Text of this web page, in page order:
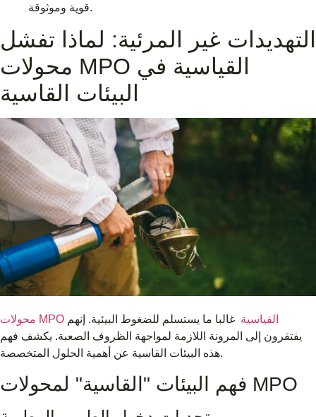
قوية وموثوقة.
التهديدات غير المرئية: لماذا تفشل
محولات MPO القياسية في
محولات MPO القياسية غالبا ما يستسلم للضغوط البيئية. إنهم
يفتقرون إلى المرونة اللازمة لمواجهة الظروف الصعبة. يكشف فهم
هذه البيئات القاسية عن أهمية الحلول المتخصصة.
فهم البيئات "القاسية" لمحولات MPO